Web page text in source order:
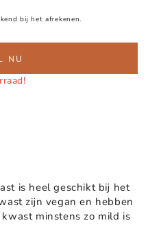
bij het afrekenen.
NU
is heel geschikt bij het
zijn vegan en hebben
minstens zo mild is